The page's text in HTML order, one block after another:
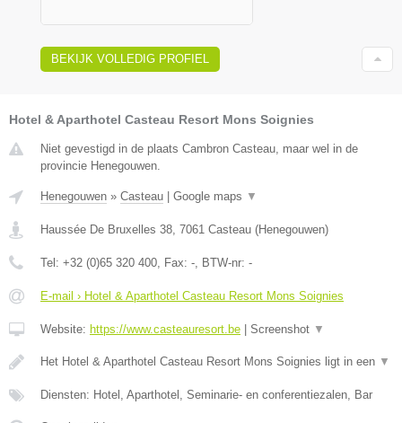
BEKIJK VOLLEDIG PROFIEL
Hotel & Aparthotel Casteau Resort Mons Soignies
Niet gevestigd in de plaats Cambron Casteau, maar wel in de
provincie Henegouwen.
Henegouwen » Casteau Google maps ▼
Haussée De Bruxelles 38, 7061 Casteau (Henegouwen)
Tel: +32 (0)65 320 400, Fax: -, BTW-nr: -
E-mail › Hotel & Aparthotel Casteau Resort Mons Soignies
Website: https://www.casteauresort.be Screenshot ▼
Het Hotel & Aparthotel Casteau Resort Mons Soignies ligt in een ▼
Diensten: Hotel, Aparthotel, Seminarie- en conferentiezalen, Bar